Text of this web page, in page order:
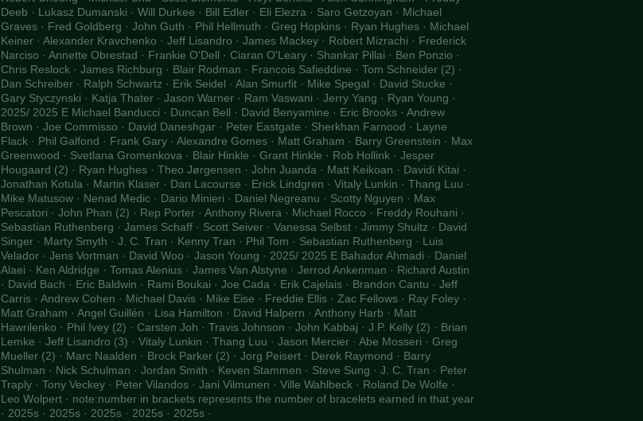
Deeb · Lukasz Dumanski · Will Durkee · Bill Edler · Eli Elezra · Saro Getzoyan · Michael
Graves · Fred Goldberg · John Guth · Phil Hellmuth · Greg Hopkins · Ryan Hughes · Michael
Keiner · Alexander Kravchenko · Jeff Lisandro · James Mackey · Robert Mizrachi · Frederick
Narciso · Annette Obrestad · Frankie O'Dell · Ciaran O'Leary · Shankar Pillai · Ben Ponzio ·
Chris Reslock · James Richburg · Blair Rodman · Francois Safieddine · Tom Schneider (2) ·
Dan Schreiber · Ralph Schwartz · Erik Seidel · Alan Smurfit · Mike Spegal · David Stucke ·
Gary Styczynski · Katja Thater · Jason Warner · Ram Vaswani · Jerry Yang · Ryan Young ·
2025/ 2025 E Michael Banducci · Duncan Bell · David Benyamine · Eric Brooks · Andrew
Brown · Joe Commisso · David Daneshgar · Peter Eastgate · Sherkhan Farnood · Layne
Flack · Phil Galfond · Frank Gary · Alexandre Gomes · Matt Graham · Barry Greenstein · Max
Greenwood · Svetlana Gromenkova · Blair Hinkle · Grant Hinkle · Rob Hollink · Jesper
Hougaard (2) · Ryan Hughes · Theo Jørgensen · John Juanda · Matt Keikoan · Davidi Kitai ·
Jonathan Kotula · Martin Klaser · Dan Lacourse · Erick Lindgren · Vitaly Lunkin · Thang Luu ·
Mike Matusow · Nenad Medic · Dario Minieri · Daniel Negreanu · Scotty Nguyen · Max
Pescatori · John Phan (2) · Rep Porter · Anthony Rivera · Michael Rocco · Freddy Rouhani ·
Sebastian Ruthenberg · James Schaff · Scott Seiver · Vanessa Selbst · Jimmy Shultz · David
Singer · Marty Smyth · J. C. Tran · Kenny Tran · Phil Tom · Sebastian Ruthenberg · Luis
Velador · Jens Vortman · David Woo · Jason Young · 2025/ 2025 E Bahador Ahmadi · Daniel
Alaei · Ken Aldridge · Tomas Alenius · James Van Alstyne · Jerrod Ankenman · Richard Austin
· David Bach · Eric Baldwin · Rami Boukai · Joe Cada · Erik Cajelais · Brandon Cantu · Jeff
Carris · Andrew Cohen · Michael Davis · Mike Eise · Freddie Ellis · Zac Fellows · Ray Foley ·
Matt Graham · Angel Guillén · Lisa Hamilton · David Halpern · Anthony Harb · Matt
Hawrilenko · Phil Ivey (2) · Carsten Joh · Travis Johnson · John Kabbaj · J.P. Kelly (2) · Brian
Lemke · Jeff Lisandro (3) · Vitaly Lunkin · Thang Luu · Jason Mercier · Abe Mosseri · Greg
Mueller (2) · Marc Naalden · Brock Parker (2) · Jorg Peisert · Derek Raymond · Barry
Shulman · Nick Schulman · Jordan Smith · Keven Stammen · Steve Sung · J. C. Tran · Peter
Traply · Tony Veckey · Peter Vilandos · Jani Vilmunen · Ville Wahlbeck · Roland De Wolfe ·
Leo Wolpert · note:number in brackets represents the number of bracelets earned in that year
· 2025s · 2025s · 2025s · 2025s · 2025s ·